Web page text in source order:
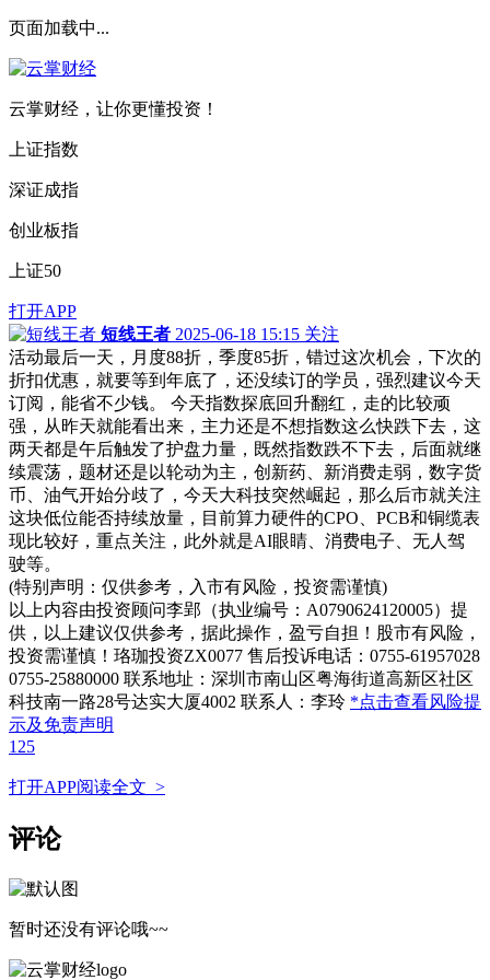
页面加载中...
云掌财经，让你更懂投资！
上证指数
深证成指
创业板指
上证50
打开APP
短线王者 2025-06-18 15:15 关注
活动最后一天，月度88折，季度85折，错过这次机会，下次的
折扣优惠，就要等到年底了，还没续订的学员，强烈建议今天
订阅，能省不少钱。 今天指数探底回升翻红，走的比较顽
强，从昨天就能看出来，主力还是不想指数这么快跌下去，这
两天都是午后触发了护盘力量，既然指数跌不下去，后面就继
续震荡，题材还是以轮动为主，创新药、新消费走弱，数字货
币、油气开始分歧了，今天大科技突然崛起，那么后市就关注
这块低位能否持续放量，目前算力硬件的CPO、PCB和铜缆表
现比较好，重点关注，此外就是AI眼睛、消费电子、无人驾
驶等。
(特别声明：仅供参考，入市有风险，投资需谨慎)
以上内容由投资顾问李郢（执业编号：A0790624120005）提
供，以上建议仅供参考，据此操作，盈亏自担！股市有风险，
投资需谨慎！珞珈投资ZX0077 售后投诉电话：0755-61957028
0755-25880000 联系地址：深圳市南山区粤海街道高新区社区
科技南一路28号达实大厦4002 联系人：李玲 *点击查看风险提
示及免责声明
125
打开APP阅读全文 >
评论
暂时还没有评论哦~~